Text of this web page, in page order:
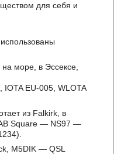
для себя и
море, в Эссексе,
EU-005, WLOTA
из Falkirk, в
Square — NS97 —
M5DIK — QSL